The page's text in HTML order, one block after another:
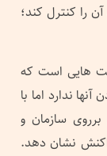
را کنترل کند؛
هایی است که
ندارد اما با
سازمان و
نشان دهد.